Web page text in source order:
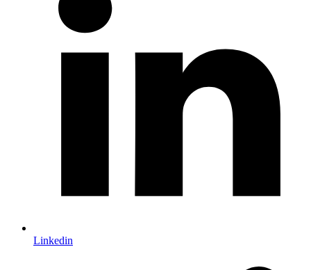
Linkedin